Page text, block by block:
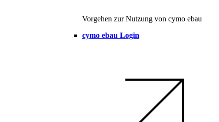
Vorgehen zur Nutzung von cymo ebau
cymo ebau Login